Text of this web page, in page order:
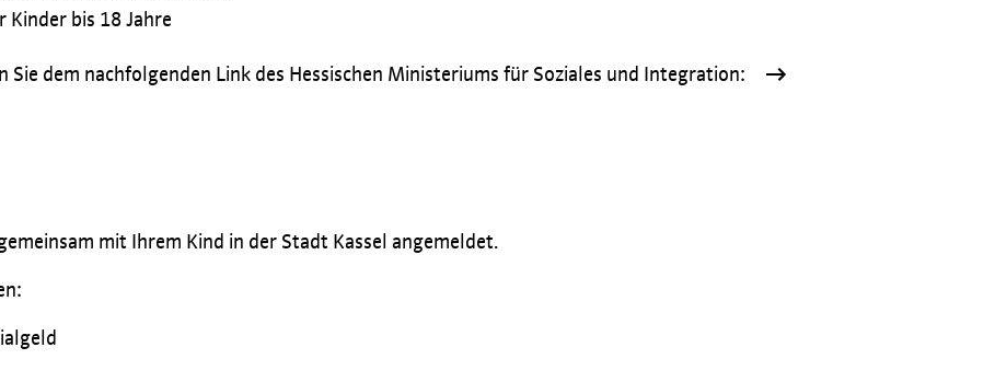
Kinder bis 18 Jahre
Sie dem nachfolgenden Link des Hessischen Ministeriums für Soziales und Integration:
mit Ihrem Kind in der Stadt Kassel angemeldet.